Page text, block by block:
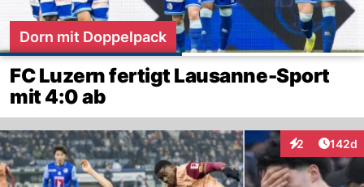
Dorn mit Doppelpack
FC Luzern fertigt Lausanne-Sport
mit 4:0 ab
2
Interaktionen
142d